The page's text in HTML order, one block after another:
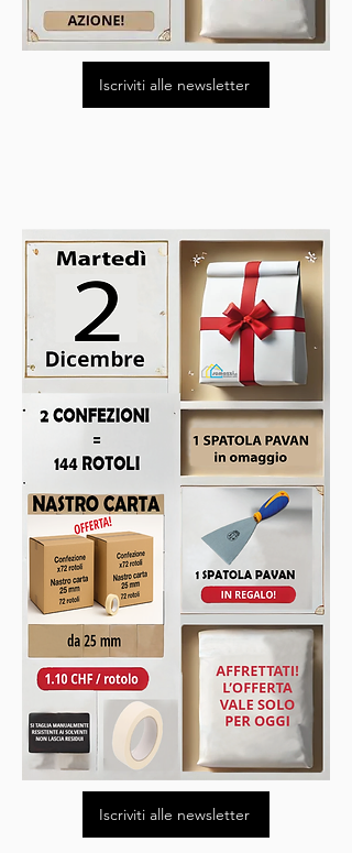
Iscriviti alle newsletter
Iscriviti alle newsletter